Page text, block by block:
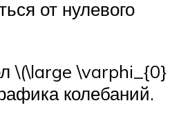
от нулевого
\(\large \varphi_{0}
колебаний.